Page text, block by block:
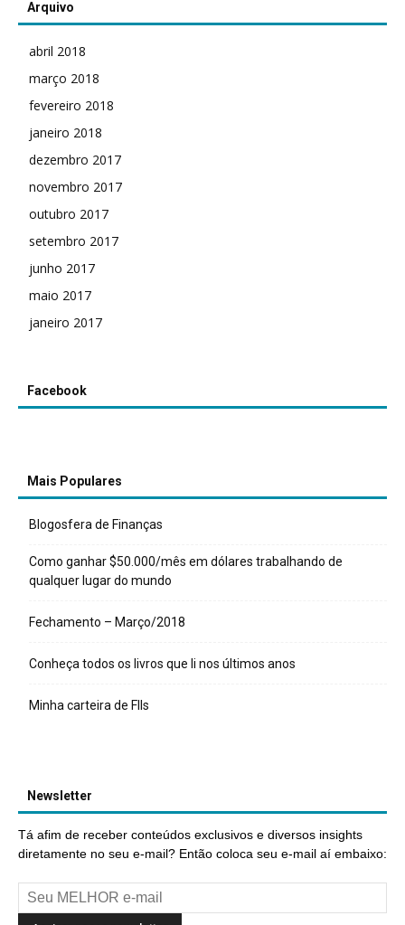
Arquivo
abril 2018
março 2018
fevereiro 2018
janeiro 2018
dezembro 2017
novembro 2017
outubro 2017
setembro 2017
junho 2017
maio 2017
janeiro 2017
Facebook
Mais Populares
Blogosfera de Finanças
Como ganhar $50.000/mês em dólares trabalhando de
qualquer lugar do mundo
Fechamento – Março/2018
Conheça todos os livros que li nos últimos anos
Minha carteira de FIIs
Newsletter
Tá afim de receber conteúdos exclusivos e diversos insights
diretamente no seu e-mail? Então coloca seu e-mail aí embaixo: